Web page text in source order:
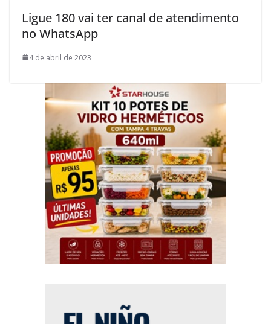
Ligue 180 vai ter canal de atendimento
no WhatsApp
4 de abril de 2023